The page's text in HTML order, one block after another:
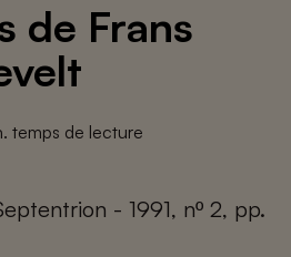
de Frans
temps de lecture
- 1991, nº 2, pp.